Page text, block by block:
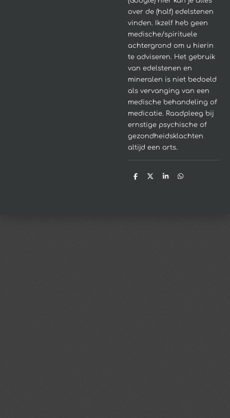
over de (half) edelstenen
vinden. Ikzelf heb geen
medische/spirituele
achtergrond om u hierin
te adviseren. Het gebruik
van edelstenen en
mineralen is niet bedoeld
als vervanging van een
medische behandeling of
medicatie. Raadpleeg bij
ernstige psychische of
gezondheidsklachten
altijd een arts.
D
D
S
D